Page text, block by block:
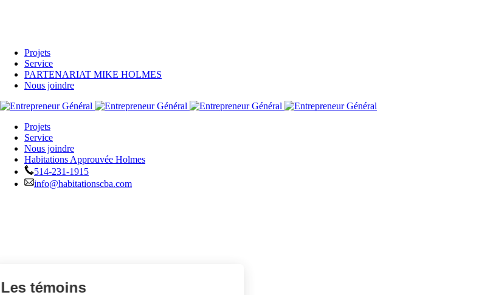
Projets
Service
PARTENARIAT MIKE HOLMES
Nous joindre
Projets
Service
Nous joindre
Habitations Approuvée Holmes
514-231-1915
info@habitationscba.com